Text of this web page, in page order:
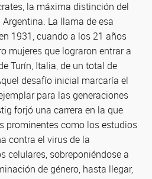
la máxima distinción del
La llama de esa
1931, cuando a los 21 años
mujeres que lograron entrar a
Turín, Italia, de un total de
desafío inicial marcaría el
para las generaciones
forjó una carrera en la que
prominentes como los estudios
contra el virus de la
sobreponiéndose a
de género, hasta llegar,